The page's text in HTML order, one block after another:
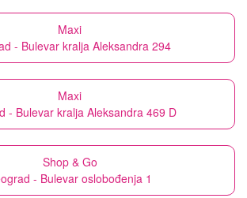
Maxi
- Bulevar kralja Aleksandra 294
Maxi
- Bulevar kralja Aleksandra 469 D
Shop & Go
- Bulevar oslobođenja 1